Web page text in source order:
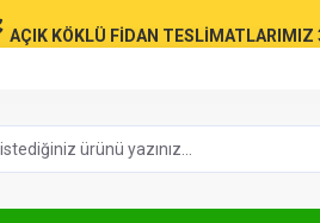
AÇIK KÖKLÜ FİDAN TESLİMATLARIMIZ